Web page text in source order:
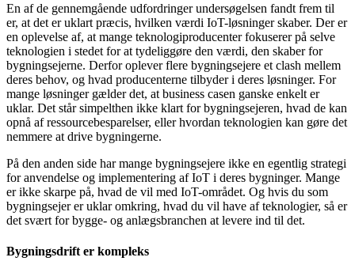
En af de gennemgående udfordringer undersøgelsen fandt frem til
er, at det er uklart præcis, hvilken værdi IoT-løsninger skaber. Der er
en oplevelse af, at mange teknologiproducenter fokuserer på selve
teknologien i stedet for at tydeliggøre den værdi, den skaber for
bygningsejerne. Derfor oplever flere bygningsejere et clash mellem
deres behov, og hvad producenterne tilbyder i deres løsninger. For
mange løsninger gælder det, at business casen ganske enkelt er
uklar. Det står simpelthen ikke klart for bygningsejeren, hvad de kan
opnå af ressourcebesparelser, eller hvordan teknologien kan gøre det
nemmere at drive bygningerne.
På den anden side har mange bygningsejere ikke en egentlig strategi
for anvendelse og implementering af IoT i deres bygninger. Mange
er ikke skarpe på, hvad de vil med IoT-området. Og hvis du som
bygningsejer er uklar omkring, hvad du vil have af teknologier, så er
det svært for bygge- og anlægsbranchen at levere ind til det.
Bygningsdrift er kompleks